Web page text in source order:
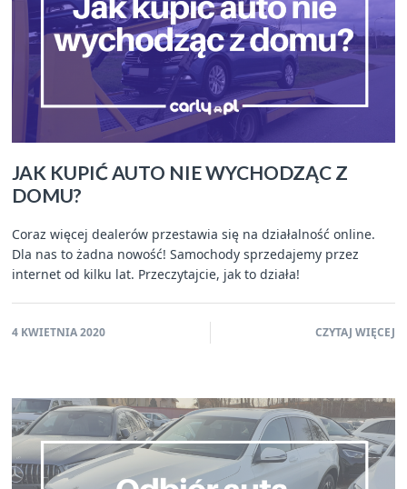
JAK KUPIĆ AUTO NIE WYCHODZĄC Z
DOMU?
Coraz więcej dealerów przestawia się na działalność online.
Dla nas to żadna nowość! Samochody sprzedajemy przez
internet od kilku lat. Przeczytajcie, jak to działa!
4 KWIETNIA 2020 CZYTAJ WIĘCEJ